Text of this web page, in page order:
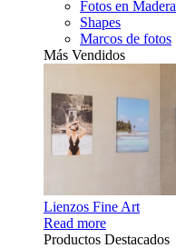
Fotos en Madera
Shapes
Marcos de fotos
Más Vendidos
Lienzos Fine Art
Read more
Productos Destacados